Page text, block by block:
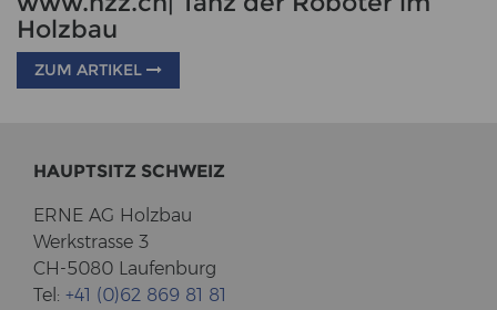
Holzbau
ZUM ARTIKEL
HAUPT­SITZ SCHWEIZ
ERNE AG Holz­bau
Werk­stras­se 3
CH-5080 Lau­fen­burg
Tel: +41 (0)62 869 81 81